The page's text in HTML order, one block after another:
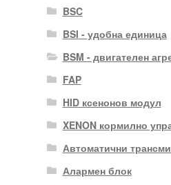
BSC
BSI - удобна единица
BSM - двигателен
FAP
HID ксенонов модул
XENON кормилно
Автоматични
Алармен блок